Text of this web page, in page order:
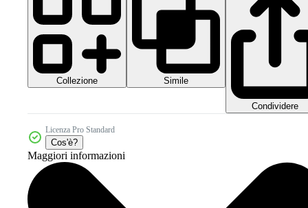
Collezione Simile
Condividere
Licenza Pro Standard
Cos'è?
Maggiori informazioni